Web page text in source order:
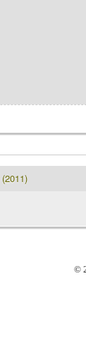
©